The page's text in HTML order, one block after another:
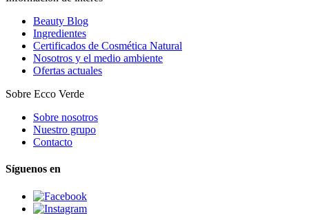
Beauty Blog
Ingredientes
Certificados de Cosmética Natural
Nosotros y el medio ambiente
Ofertas actuales
Sobre Ecco Verde
Sobre nosotros
Nuestro grupo
Contacto
Síguenos en